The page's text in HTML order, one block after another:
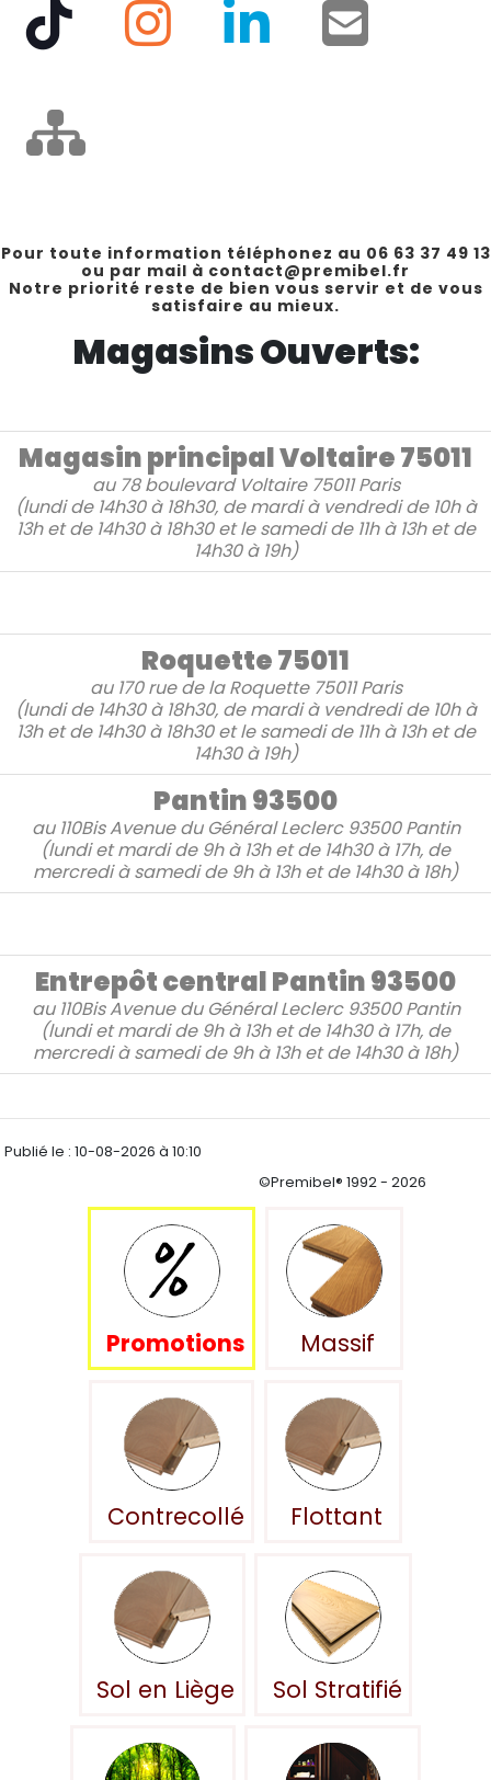
Pour toute information téléphonez au 06 63 37 49 13
ou par mail à contact@premibel.fr
Notre priorité reste de bien vous servir et de vous
satisfaire au mieux.
Magasins Ouverts:
Magasin principal Voltaire 75011
au 78 boulevard Voltaire 75011 Paris
(lundi de 14h30 à 18h30, de mardi à vendredi de 10h à
13h et de 14h30 à 18h30 et le samedi de 11h à 13h et de
14h30 à 19h)
Roquette 75011
au 170 rue de la Roquette 75011 Paris
(lundi de 14h30 à 18h30, de mardi à vendredi de 10h à
13h et de 14h30 à 18h30 et le samedi de 11h à 13h et de
14h30 à 19h)
Pantin 93500
au 110Bis Avenue du Général Leclerc 93500 Pantin
(lundi et mardi de 9h à 13h et de 14h30 à 17h, de
mercredi à samedi de 9h à 13h et de 14h30 à 18h)
Entrepôt central Pantin 93500
au 110Bis Avenue du Général Leclerc 93500 Pantin
(lundi et mardi de 9h à 13h et de 14h30 à 17h, de
mercredi à samedi de 9h à 13h et de 14h30 à 18h)
Publié le :10-08-2026 à 10:10
©Premibel® 1992 - 2026
Promotions Massif
Contrecollé Flottant
Sol en Liège Sol Stratifié